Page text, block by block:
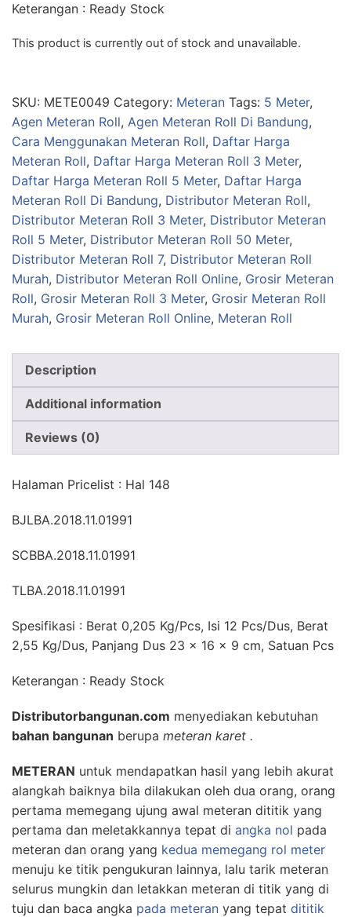
Keterangan : Ready Stock
This product is currently out of stock and unavailable.
SKU: METE0049 Category: Meteran Tags: 5 Meter,
Agen Meteran Roll, Agen Meteran Roll Di Bandung,
Cara Menggunakan Meteran Roll, Daftar Harga
Meteran Roll, Daftar Harga Meteran Roll 3 Meter,
Daftar Harga Meteran Roll 5 Meter, Daftar Harga
Meteran Roll Di Bandung, Distributor Meteran Roll,
Distributor Meteran Roll 3 Meter, Distributor Meteran
Roll 5 Meter, Distributor Meteran Roll 50 Meter,
Distributor Meteran Roll 7, Distributor Meteran Roll
Murah, Distributor Meteran Roll Online, Grosir Meteran
Roll, Grosir Meteran Roll 3 Meter, Grosir Meteran Roll
Murah, Grosir Meteran Roll Online, Meteran Roll
Description
Additional information
Reviews (0)
Halaman Pricelist : Hal 148
BJLBA.2018.11.01991
SCBBA.2018.11.01991
TLBA.2018.11.01991
Spesifikasi : Berat 0,205 Kg/Pcs, Isi 12 Pcs/Dus, Berat
2,55 Kg/Dus, Panjang Dus 23 x 16 x 9 cm, Satuan Pcs
Keterangan : Ready Stock
Distributorbangunan.com menyediakan kebutuhan
bahan bangunan berupa meteran karet .
METERAN untuk mendapatkan hasil yang lebih akurat
alangkah baiknya bila dilakukan oleh dua orang, orang
pertama memegang ujung awal meteran dititik yang
pertama dan meletakkannya tepat di angka nol pada
meteran dan orang yang kedua memegang rol meter
menuju ke titik pengukuran lainnya, lalu tarik meteran
selurus mungkin dan letakkan meteran di titik yang di
tuju dan baca angka pada meteran yang tepat dititik